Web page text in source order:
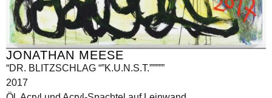
JONATHAN MEESE
“DR. BLITZSCHLAG “”K.U.N.S.T.”””””
2017